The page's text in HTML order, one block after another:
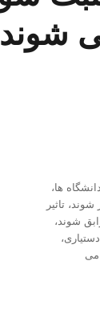
شوند
دانشگاه ها،
شوند،تاثیر
شوند،
،
می